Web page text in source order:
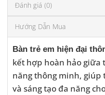
Đánh giá (0)
Hướng Dẫn Mua
Bàn trẻ em hiện đại
kết hợp hoàn hảo
năng thông minh, giúp
và sáng tạo đa năng